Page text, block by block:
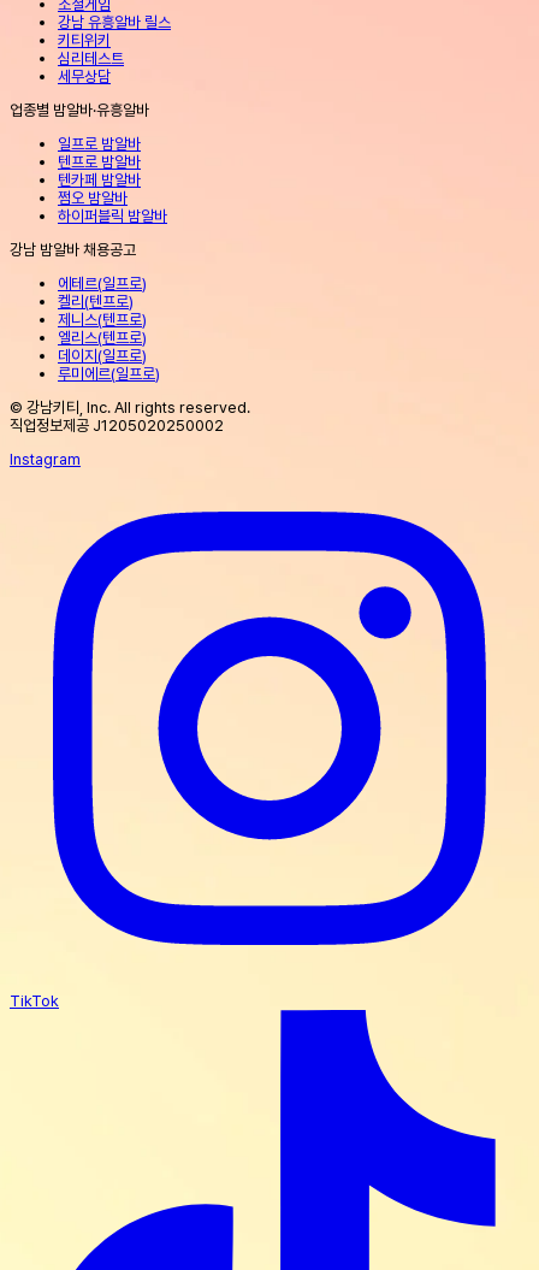
소셜게임
강남 유흥알바 릴스
키티위키
심리테스트
세무상담
업종별 밤알바·유흥알바
일프로 밤알바
텐프로 밤알바
텐카페 밤알바
쩜오 밤알바
하이퍼블릭 밤알바
강남 밤알바 채용공고
에테르(일프로)
켈리 (텐프로)
제니스(텐프로)
엘리스(텐프로)
데이지 (일프로)
루미에르(일프로)
© 강남키티, Inc. All rights reserved.
직업정보제공 J1205020250002
Instagram
TikTok